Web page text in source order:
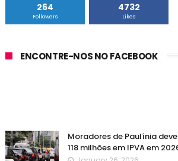
264
Followers
4732
Likes
ENCONTRE-NOS NO FACEBOOK
Moradores de Paulínia
118 milhões em IPVA em